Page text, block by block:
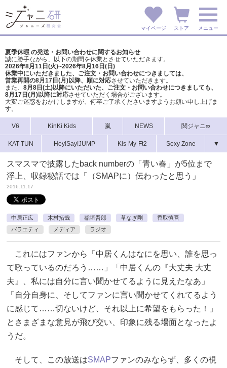
マイページ ストア メニュー
夏季休暇 の発送・お問い合わせに関するお知らせ
誠に勝手ながら、以下の期間を休業とさせていただきます。
2026年8月11日(火)~2026年8月16日(日)
休業中にいただきました、ご注文・お問い合わせにつきましては、
営業再開の8月17日(月)以降、順に対応させていただきます。
また、 8月8日(土)以降にいただいた、ご注文・ お問い合わせにつきましても、
8月17日(月)以降に対応させていただく場合がございます。
大変ご迷惑をおかけしますが、 何卒ご了承くださいますようお願い申し上げま
す。
V6 KinKi Kids 嵐 NEWS 関ジャニ∞
KAT-TUN Hey!Say!JUMP Kis-My-Ft2 Sexy Zone ▼
スマスマで披露したback numberの「青い春」が5位まで
浮上、収録秘話では「（SMAPに）伝わったと思う」
2016.11.17
中居正広 木村拓哉 稲垣吾郎 草なぎ剛
香取慎吾
バラエティ
メディア ラジオ
これにはファンから「中居くんはなにを思い、誰を思っ
て歌っているのだろう……」「中居くんの『大丈夫 大丈
夫』、私には自分に言い聞かせてるように見えたなあ」
「自分自身に、そしてファンに言い聞かせてくれてるよう
に感じて……切ないけど、それ以上に希望をもらった！」
とさまざまな意見が飛び交い、印象に残る場面となったよ
うだ。
そして、この放送はSMAPファンのみならず、多くの視